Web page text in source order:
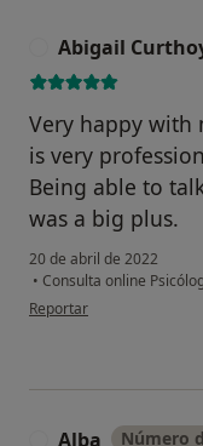
Abigail
Very happy with
is very
Being able to
was a big plus.
20 de abril de 2022
• Consulta online
en opinión del usuario
Reportar
Alba Número